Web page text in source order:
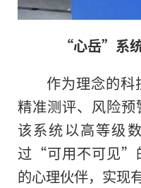
“心岳”系
作为理念的
精准测评、风险预
该系统以高等级
过“可用不可见”
的心理伙伴，实现